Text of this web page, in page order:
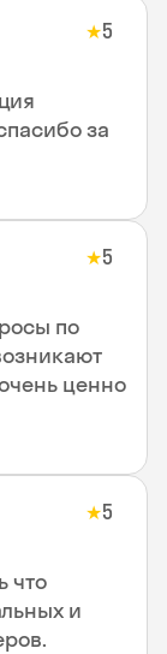
★5
за
★5
по
ценно
★5
что
и